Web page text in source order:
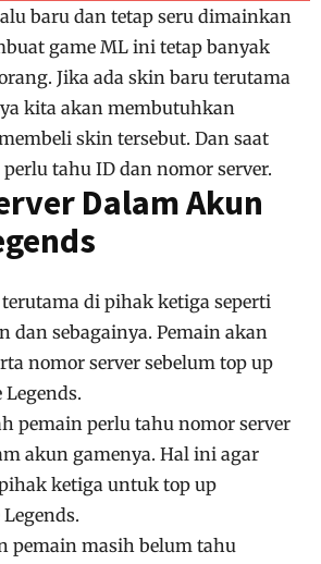
baru dan tetap seru dimainkan
game ML ini tetap banyak
Jika ada skin baru terutama
kita akan membutuhkan
skin tersebut. Dan saat
tahu ID dan nomor server.
Dalam Akun
terutama di pihak ketiga seperti
dan sebagainya. Pemain akan
nomor server sebelum top up
pemain perlu tahu nomor server
akun gamenya. Hal ini agar
ketiga untuk top up
pemain masih belum tahu